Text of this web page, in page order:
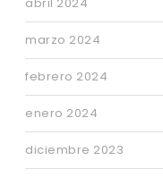
marzo 2024
febrero 2024
enero 2024
diciembre 2023